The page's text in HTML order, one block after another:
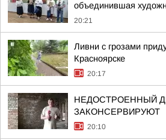
объединившая
20:21
Ливни с грозами
Красноярске
20:17
НЕДОСТРОЕННЫЙ
ЗАКОНСЕРВИРУЮТ
20:10